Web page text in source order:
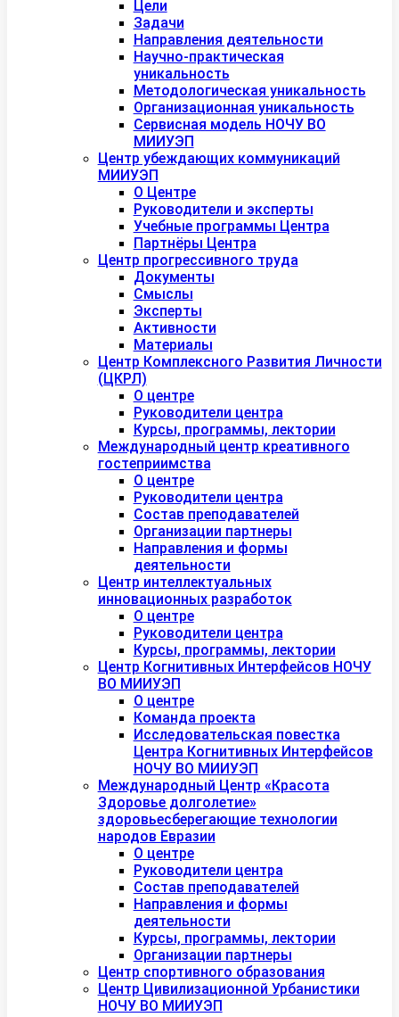
Цели
Задачи
Направления деятельности
Научно-практическая
уникальность
Методологическая уникальность
Организационная уникальность
Сервисная модель НОЧУ ВО
МИИУЭП
Центр убеждающих коммуникаций
МИИУЭП
О Центре
Руководители и эксперты
Учебные программы Центра
Партнёры Центра
Центр прогрессивного труда
Документы
Смыслы
Эксперты
Активности
Материалы
Центр Комплексного Развития Личности
(ЦКРЛ)
О центре
Руководители центра
Курсы, программы, лектории
Международный центр креативного
гостеприимства
О центре
Руководители центра
Состав преподавателей
Организации партнеры
Направления и формы
деятельности
Центр интеллектуальных
инновационных разработок
О центре
Руководители центра
Курсы, программы, лектории
Центр Когнитивных Интерфейсов НОЧУ
ВО МИИУЭП
О центре
Команда проекта
Исследовательская повестка
Центра Когнитивных Интерфейсов
НОЧУ ВО МИИУЭП
Международный Центр «Красота
Здоровье долголетие»
здоровьесберегающие технологии
народов Евразии
О центре
Руководители центра
Состав преподавателей
Направления и формы
деятельности
Курсы, программы, лектории
Организации партнеры
Центр спортивного образования
Центр Цивилизационной Урбанистики
НОЧУ ВО МИИУЭП